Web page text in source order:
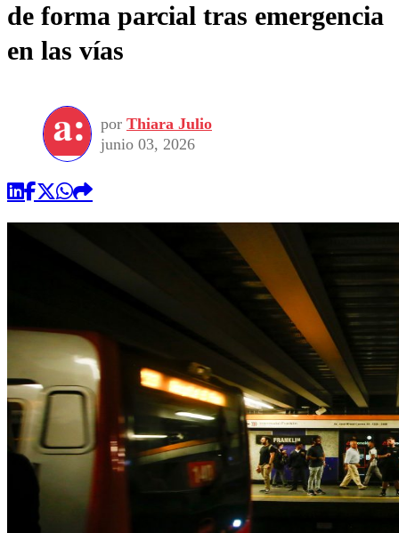
de forma parcial tras emergencia
en las vías
por Thiara Julio
junio 03, 2026